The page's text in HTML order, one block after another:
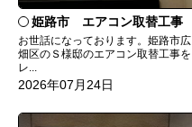
姫路市 エアコン取替工事
お世話になっております。姫路市広
畑区のＳ様邸のエアコン取替工事を
レ...
2026年07月24日